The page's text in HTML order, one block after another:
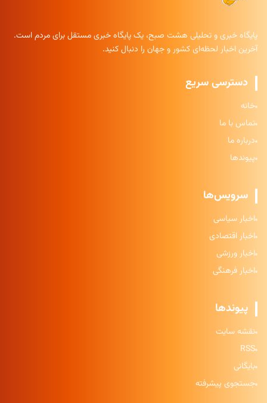
پایگاه خبری و تحلیلی هشت صبح، یک پایگاه خبری مستقل برای مردم است.
آخرین اخبار لحظه‌ای کشور و جهان را دنبال کنید.
دسترسی سریع
خانه
تماس با ما
درباره ما
پیوندها
سرویس‌ها
اخبار سیاسی
اخبار اقتصادی
اخبار ورزشی
اخبار فرهنگی
پیوندها
نقشه سایت
RSS
بایگانی
جستجوی پیشرفته